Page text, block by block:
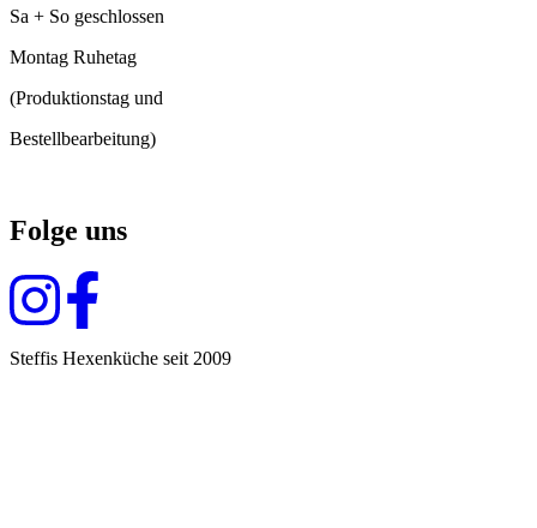
Sa + So geschlossen
Montag Ruhetag
(Produktionstag und
Bestellbearbeitung)
Folge uns
Steffis Hexenküche seit 2009